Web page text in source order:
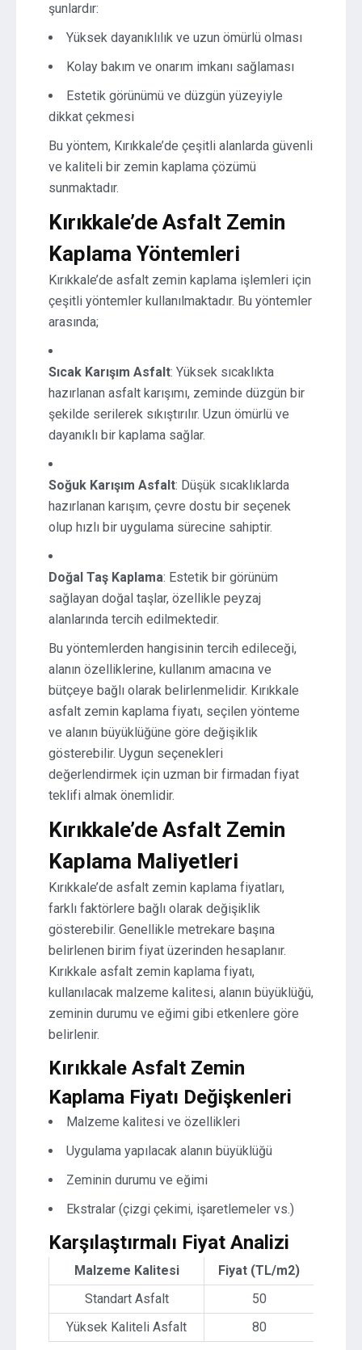
şunlardır:
Yüksek dayanıklılık ve uzun ömürlü olması
Kolay bakım ve onarım imkanı sağlaması
Estetik görünümü ve düzgün yüzeyiyle
dikkat çekmesi
Bu yöntem, Kırıkkale’de çeşitli alanlarda güvenli
ve kaliteli bir zemin kaplama çözümü
sunmaktadır.
Kırıkkale’de Asfalt Zemin
Kaplama Yöntemleri
Kırıkkale’de asfalt zemin kaplama işlemleri için
çeşitli yöntemler kullanılmaktadır. Bu yöntemler
arasında;
Sıcak Karışım Asfalt: Yüksek sıcaklıkta
hazırlanan asfalt karışımı, zeminde düzgün bir
şekilde serilerek sıkıştırılır. Uzun ömürlü ve
dayanıklı bir kaplama sağlar.
Soğuk Karışım Asfalt: Düşük sıcaklıklarda
hazırlanan karışım, çevre dostu bir seçenek
olup hızlı bir uygulama sürecine sahiptir.
Doğal Taş Kaplama: Estetik bir görünüm
sağlayan doğal taşlar, özellikle peyzaj
alanlarında tercih edilmektedir.
Bu yöntemlerden hangisinin tercih edileceği,
alanın özelliklerine, kullanım amacına ve
bütçeye bağlı olarak belirlenmelidir. Kırıkkale
asfalt zemin kaplama fiyatı, seçilen yönteme
ve alanın büyüklüğüne göre değişiklik
gösterebilir. Uygun seçenekleri
değerlendirmek için uzman bir firmadan fiyat
teklifi almak önemlidir.
Kırıkkale’de Asfalt Zemin
Kaplama Maliyetleri
Kırıkkale’de asfalt zemin kaplama fiyatları,
farklı faktörlere bağlı olarak değişiklik
gösterebilir. Genellikle metrekare başına
belirlenen birim fiyat üzerinden hesaplanır.
Kırıkkale asfalt zemin kaplama fiyatı,
kullanılacak malzeme kalitesi, alanın büyüklüğü,
zeminin durumu ve eğimi gibi etkenlere göre
belirlenir.
Kırıkkale Asfalt Zemin
Kaplama Fiyatı Değişkenleri
Malzeme kalitesi ve özellikleri
Uygulama yapılacak alanın büyüklüğü
Zeminin durumu ve eğimi
Ekstralar (çizgi çekimi, işaretlemeler vs.)
Karşılaştırmalı Fiyat Analizi
Malzeme Kalitesi
Fiyat (TL/m2)
Standart Asfalt
50
Yüksek Kaliteli Asfalt
80